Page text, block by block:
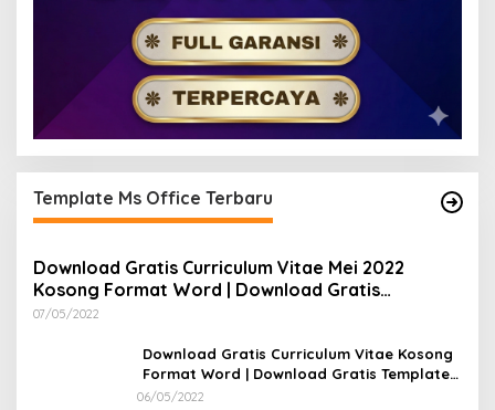
Template Ms Office Terbaru
Download Gratis Curriculum Vitae Mei 2022
Kosong Format Word | Download Gratis
Template CV Lamaran Kerja Doc Bisa Diedit
07/05/2022
Download Gratis Curriculum Vitae Kosong
Format Word | Download Gratis Template
CV Lamaran Kerja Doc Mudah Diedit
06/05/2022